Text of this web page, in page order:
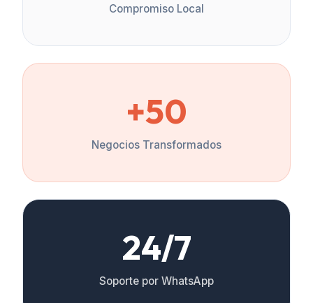
Compromiso Local
+50
Negocios Transformados
24/7
Soporte por WhatsApp